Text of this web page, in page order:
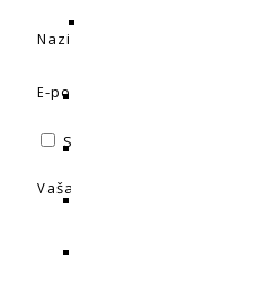
Naziv
E-pošta
Spremi moje ime, e-poštu i
Vaša ocjena